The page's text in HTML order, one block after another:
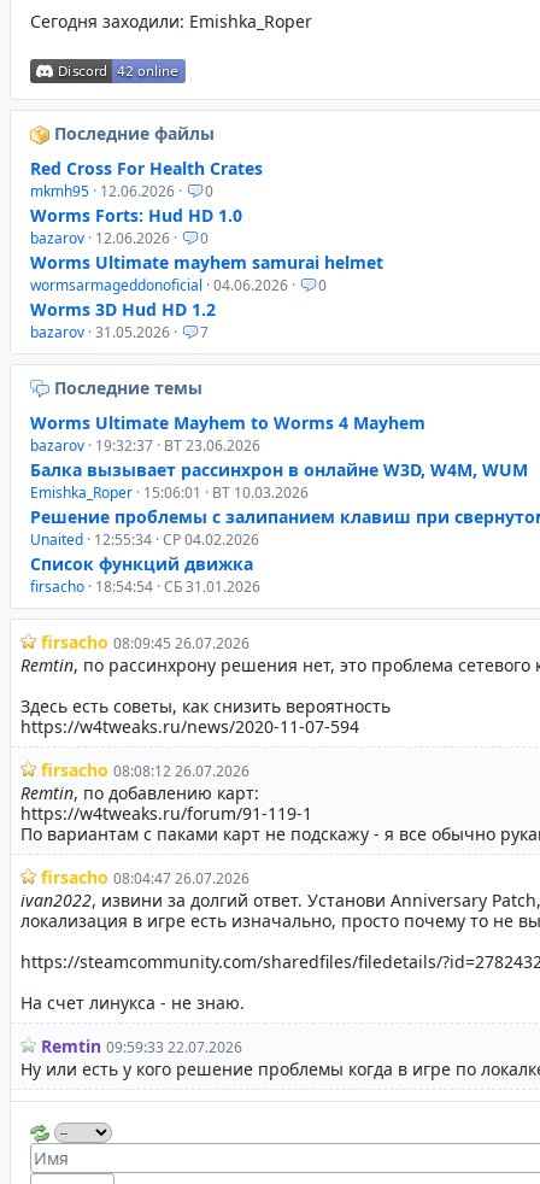
Сегодня заходили: Emishka_Roper
Последние файлы
Red Cross For Health Crates
mkmh95 · 12.06.2026 · 0
Worms Forts: Hud HD 1.0
bazarov · 12.06.2026 · 0
Worms Ultimate mayhem samurai helmet
wormsarmageddonoficial · 04.06.2026 · 0
Worms 3D Hud HD 1.2
bazarov · 31.05.2026 · 7
Последние темы
Worms Ultimate Mayhem to Worms 4 Mayhem
bazarov · 19:32:37 · ВТ 23.06.2026
Балка вызывает рассинхрон в онлайне W3D, W4M, WUM
Emishka_Roper · 15:06:01 · ВТ 10.03.2026
Решение проблемы с залипанием клавиш при
Unaited · 12:55:34 · СР 04.02.2026
Список функций движка
firsacho · 18:54:54 · СБ 31.01.2026